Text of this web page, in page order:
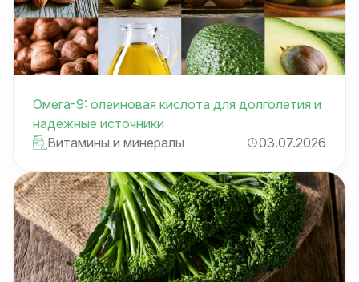
Омега-9: олеиновая кислота для долголетия и
надёжные источники
Витамины и минералы
03.07.2026